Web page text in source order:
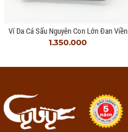
Ví Da Cá Sấu Nguyên Con Lớn Đan Viền
1.350.000